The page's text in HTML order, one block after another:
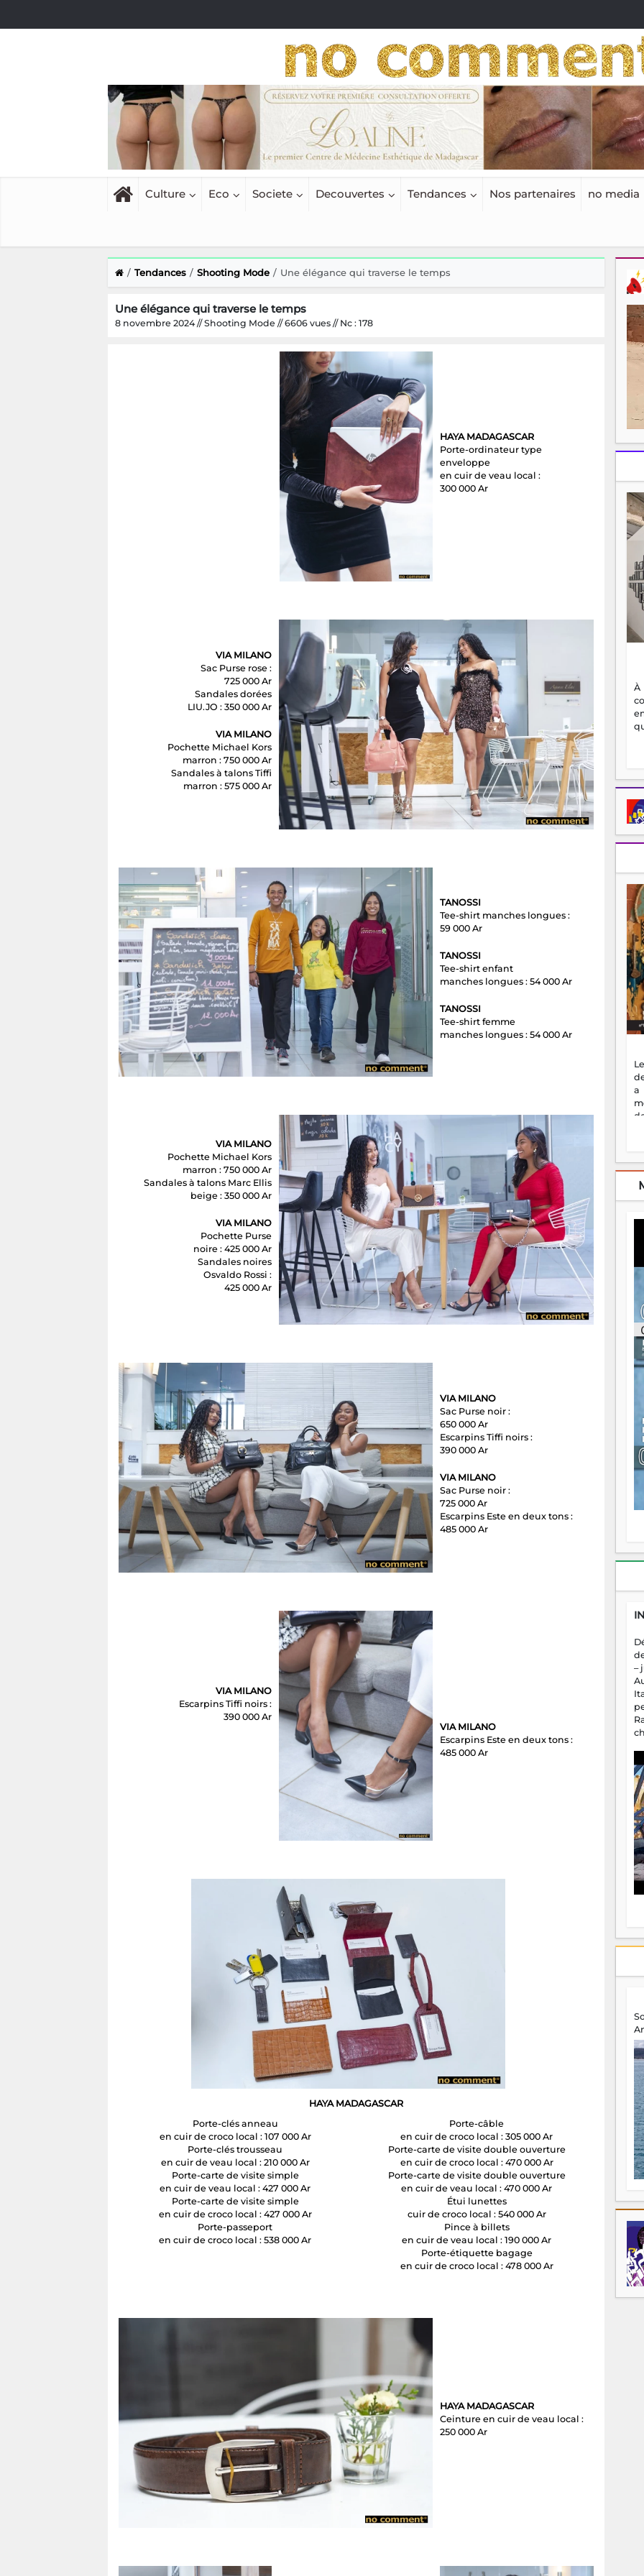
Culture Eco Societe Decouvertes Tendances Nos partenaires no media
Tendances Shooting Mode Une élégance qui traverse le temps
Une élégance qui traverse le temps
8 novembre 2024 // Shooting Mode // 6606 vues // Nc : 178
HAYA MADAGASCAR
Porte-ordinateur type
enveloppe
en cuir de veau local :
300 000 Ar
VIA MILANO
Sac Purse rose :
725 000 Ar
Sandales dorées
LIU.JO : 350 000 Ar
VIA MILANO
Pochette Michael Kors
marron : 750 000 Ar
Sandales à talons Tiffi
marron : 575 000 Ar
TANOSSI
Tee-shirt manches longues :
59 000 Ar
TANOSSI
Tee-shirt enfant
manches longues : 54 000 Ar
TANOSSI
Tee-shirt femme
manches longues : 54 000 Ar
VIA MILANO
Pochette Michael Kors
marron : 750 000 Ar
Sandales à talons Marc Ellis
beige : 350 000 Ar
VIA MILANO
Pochette Purse
noire : 425 000 Ar
Sandales noires
Osvaldo Rossi :
425 000 Ar
VIA MILANO
Sac Purse noir :
650 000 Ar
Escarpins Tiffi noirs :
390 000 Ar
VIA MILANO
Sac Purse noir :
725 000 Ar
Escarpins Este en deux tons :
485 000 Ar
VIA MILANO
Escarpins Tiffi noirs :
390 000 Ar
VIA MILANO
Escarpins Este en deux tons :
485 000 Ar
HAYA MADAGASCAR
Porte-clés anneau
en cuir de croco local : 107 000 Ar
Porte-clés trousseau
en cuir de veau local : 210 000 Ar
Porte-carte de visite simple
en cuir de veau local : 427 000 Ar
Porte-carte de visite simple
en cuir de croco local : 427 000 Ar
Porte-passeport
en cuir de croco local : 538 000 Ar
Porte-câble
en cuir de croco local : 305 000 Ar
Porte-carte de visite double ouverture
en cuir de croco local : 470 000 Ar
Porte-carte de visite double ouverture
en cuir de veau local : 470 000 Ar
Étui lunettes
cuir de croco local : 540 000 Ar
Pince à billets
en cuir de veau local : 190 000 Ar
Porte-étiquette bagage
en cuir de croco local : 478 000 Ar
HAYA MADAGASCAR
Ceinture en cuir de veau local :
250 000 Ar
a
–